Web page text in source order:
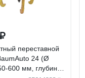
переставной
24 (Ø
600 мм, глубина